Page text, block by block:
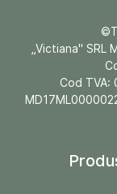
„Victiana" SRL
Cod TVA: